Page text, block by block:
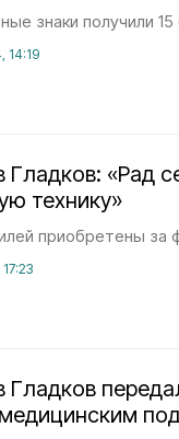
знаки получили
14:19
Гладков: «Рад
технику»
приобретены за
Гладков